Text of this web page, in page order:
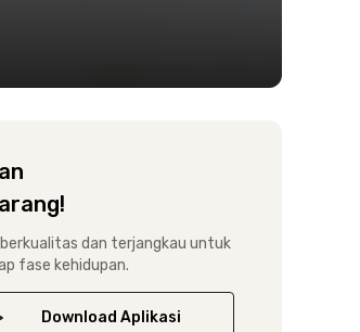
dan terjangkau untuk
fase kehidupan.
Download Aplikasi